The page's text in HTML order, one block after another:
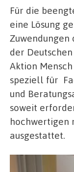
Für die
eine Lösung
Zuwendungen
der
Aktion
speziell für
und
soweit
hochwertigen
ausgestattet.